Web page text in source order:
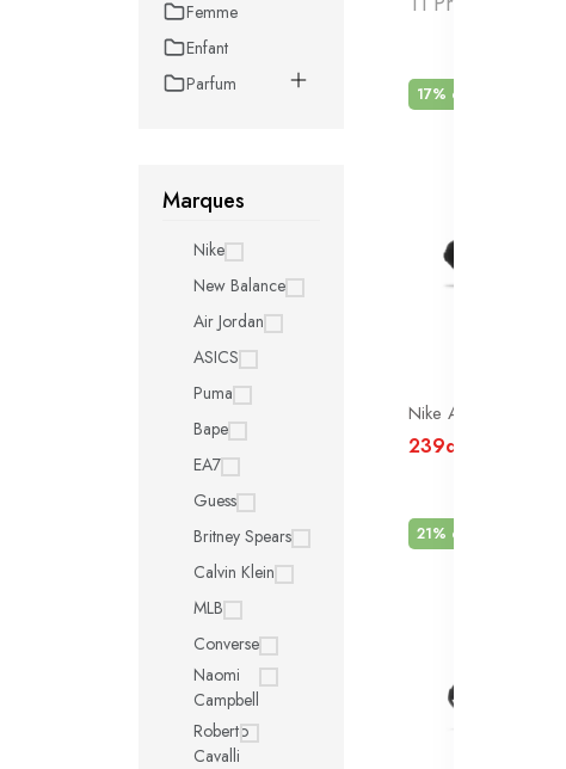
Femme
Enfant
Parfum
Marques
Nike
New Balance
Air Jordan
ASICS
Puma
Bape
EA7
Guess
Britney Spears
Calvin Klein
MLB
Converse
Naomi
Campbell
Roberto
Cavalli
17% de réduction
239dt
21% de réduction